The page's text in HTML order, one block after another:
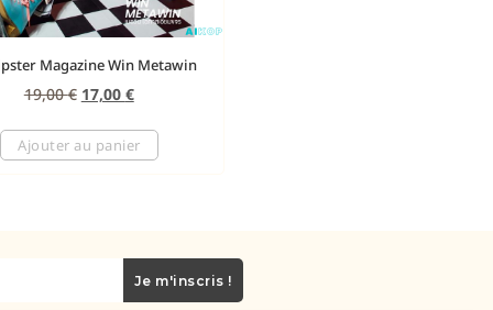
Magazine Win Metawin
19,00€ 17,00 €
Ajouter au panier
Je m'inscris !